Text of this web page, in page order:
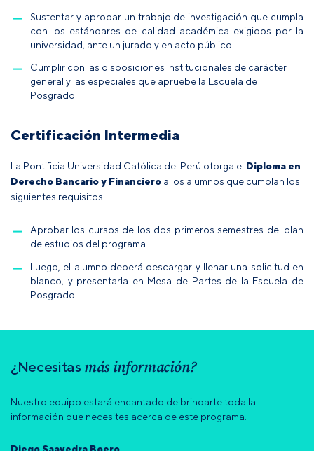
Sustentar y aprobar un trabajo de investigación que cumpla
con los estándares de calidad académica exigidos por la
universidad, ante un jurado y en acto público.
Cumplir con las disposiciones institucionales de carácter
general y las especiales que apruebe la Escuela de
Posgrado.
Certificación Intermedia
La Pontificia Universidad Católica del Perú otorga el Diploma en
Derecho Bancario y Financiero a los alumnos que cumplan los
siguientes requisitos:
Aprobar los cursos de los dos primeros semestres del plan
de estudios del programa.
Luego, el alumno deberá descargar y llenar una solicitud en
blanco, y presentarla en Mesa de Partes de la Escuela de
Posgrado.
¿Necesitas más información?
Nuestro equipo estará encantado de brindarte toda la
información que necesites acerca de este programa.
Diego Saavedra Boero